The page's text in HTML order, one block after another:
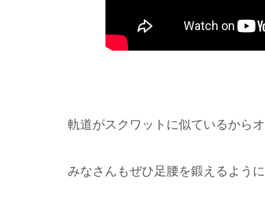
軌道がスクワットに似ているから
みなさんもぜひ足腰を鍛えるよう